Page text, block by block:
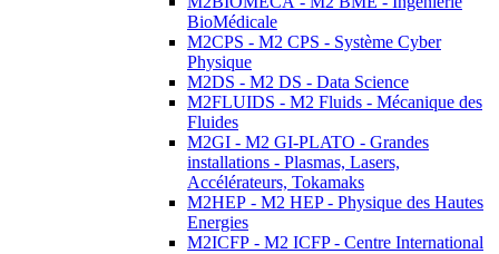
BioMédicale
M2CPS - M2 CPS - Système Cyber
Physique
M2DS - M2 DS - Data Science
M2FLUIDS - M2 Fluids - Mécanique des
Fluides
M2GI - M2 GI-PLATO - Grandes
installations - Plasmas, Lasers,
Accélérateurs, Tokamaks
M2HEP - M2 HEP - Physique des Hautes
Energies
M2ICFP - M2 ICFP - Centre International